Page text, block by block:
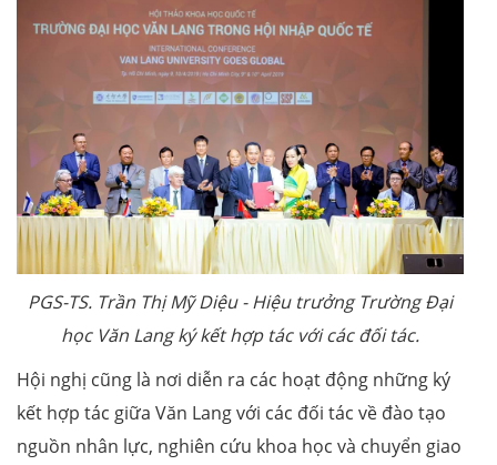
PGS-TS. Trần Thị Mỹ Diệu - Hiệu trưởng Trường Đại
học Văn Lang ký kết hợp tác với các đối tác.
Hội nghị cũng là nơi diễn ra các hoạt động những ký
kết hợp tác giữa Văn Lang với các đối tác về đào tạo
nguồn nhân lực, nghiên cứu khoa học và chuyển giao